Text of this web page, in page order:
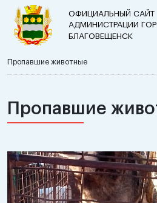
ОФИЦИАЛЬНЫЙ САЙТ
АДМИНИСТРАЦИИ
БЛАГОВЕЩЕНСК
Пропавшие животные
Пропавшие